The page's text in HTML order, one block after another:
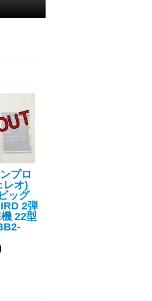
プロ
レオ)
ッグ
2弾
22型